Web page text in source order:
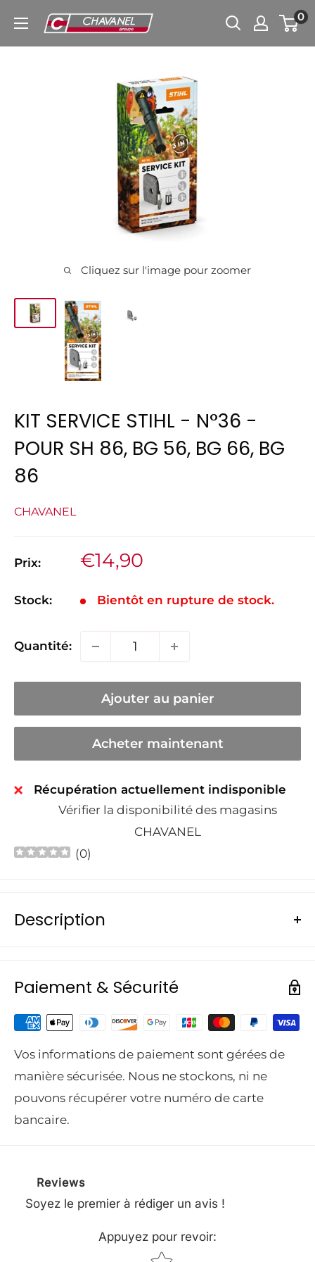
Chavanel.fr 0
Cliquez sur l'image pour zoomer
KIT SERVICE STIHL - N°36 -
POUR SH 86, BG 56, BG 66, BG
86
CHAVANEL
Prix:
Prix
€14,90
Stock: Bientôt en rupture de stock.
Quantité:
Ajouter au panier
Acheter maintenant
Récupération actuellement indisponible
Vérifier la disponibilité des magasins
CHAVANEL
(0)
Description
les modèles SH 86, BG 56, BG 66, BG 86 !
machine permet d'optimiser ses performances,
et d'améliorer sa fiabilité . L'avantage du Service
Kit N°36, est qu'il vous
permettra
Voici le contenu de ce kit très complet pour
l'entretien de vos machines :
Paiement & Sécurité
Vos informations de paiement sont gérées de
manière sécurisée. Nous ne stockons, ni ne
pouvons récupérer votre numéro de carte
bancaire.
Reviews
Soyez le premier à rédiger un avis !
Appuyez pour revoir:
Star rating